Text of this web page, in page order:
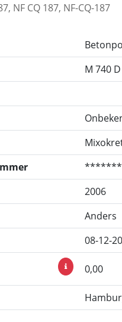
NF CQ 187, NF-CQ-187
M 740 D
2006
Anders
08-12-
0,00